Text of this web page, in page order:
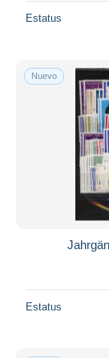
Estatus
Nuevo
Estatus